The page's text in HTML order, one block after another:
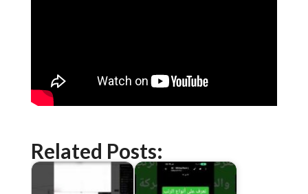
Related Posts: